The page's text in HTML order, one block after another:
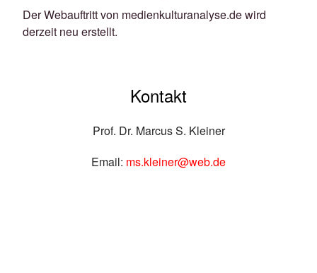
Der Webauftritt von medienkulturanalyse.de wird
derzeit neu erstellt.
Kontakt
Prof. Dr. Marcus S. Kleiner
Email: ms.kleiner@web.de